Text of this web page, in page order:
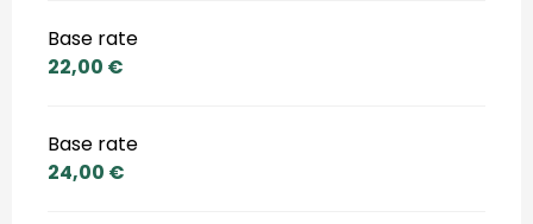
Base rate
22,00 €
Base rate
24,00 €